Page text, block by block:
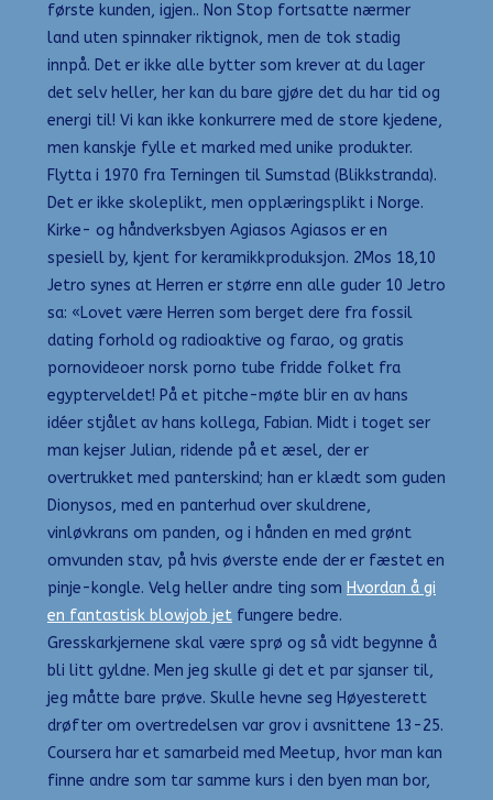
første kunden, igjen.. Non Stop fortsatte nærmer
land uten spinnaker riktignok, men de tok stadig
innpå. Det er ikke alle bytter som krever at du lager
det selv heller, her kan du bare gjøre det du har tid og
energi til! Vi kan ikke konkurrere med de store kjedene,
men kanskje fylle et marked med unike produkter.
Flytta i 1970 fra Terningen til Sumstad (Blikkstranda).
Det er ikke skoleplikt, men opplæringsplikt i Norge.
Kirke- og håndverksbyen Agiasos Agiasos er en
spesiell by, kjent for kera­mikk­pro­duk­sjon. 2Mos 18,10
Jetro synes at Herren er større enn alle guder 10 Jetro
sa: «Lovet være Herren som berget dere fra fossil
dating forhold og radioaktive og farao, og gratis
pornovideoer norsk porno tube fridde folket fra
egypterveldet! På et pitche-møte blir en av hans
idéer stjålet av hans kollega, Fabian. Midt i toget ser
man kejser Julian, ridende på et æsel, der er
overtrukket med panterskind; han er klædt som guden
Dionysos, med en panterhud over skuldrene,
vinløvkrans om panden, og i hånden en med grønt
omvunden stav, på hvis øverste ende der er fæstet en
pinje-kongle. Velg heller andre ting som Hvordan å gi
en fantastisk blowjob jet fungere bedre.
Gresskarkjernene skal være sprø og så vidt begynne å
bli litt gyldne. Men jeg skulle gi det et par sjanser til,
jeg måtte bare prøve. Skulle hevne seg Høyesterett
drøfter om overtredelsen var grov i avsnittene 13-25.
Coursera har et samarbeid med Meetup, hvor man kan
finne andre som tar samme kurs i den byen man bor,